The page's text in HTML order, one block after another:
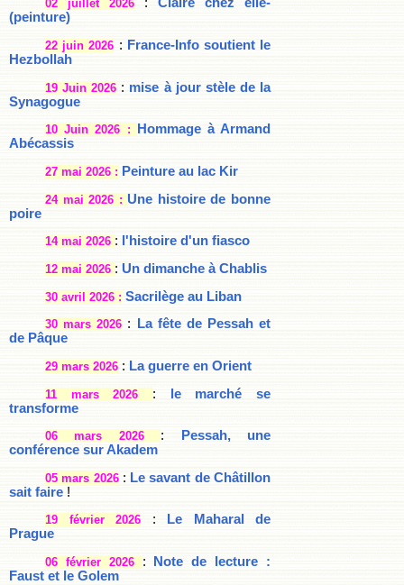
02 juillet 2026 : Claire chez elle-
(peinture)
22 juin 2026 : France-Info soutient le
Hezbollah
19 Juin 2026 : mise à jour stèle de la
Synagogue
10 Juin 2026 :
Hommage à Armand
Abécassis
27 mai 2026 : Peinture au lac Kir
24 mai 2026 :Une histoire de bonne
poire
14 mai 2026 : l'histoire d'un fiasco
12 mai 2026 : Un dimanche à Chablis
30 avril 2026 : Sacrilège au Liban
30 mars 2026 : La fête de Pessah et
de Pâque
29 mars 2026 : La guerre en Orient
11 mars 2026 : le marché se
transforme
06 mars 2026 :
Pessah, une
conférence sur Akadem
05 mars 2026: Le savant de Châtillon
sait faire !
19 février 2026 : Le Maharal de
Prague
06 février 2026 : Note de lecture :
Faust et le Golem